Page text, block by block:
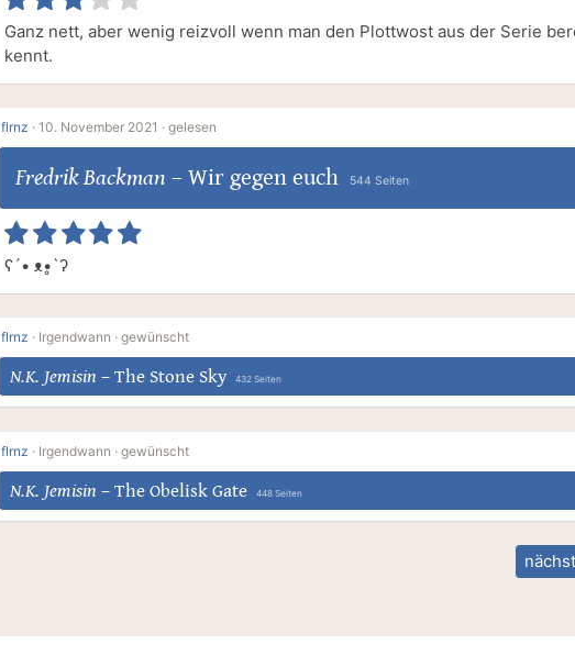
Ganz nett, aber wenig reizvoll wenn man den Plottwost aus der Serie
kennt.
flrnz · 10. November 2021 · gelesen
Fredrik Backman – Wir gegen euch 544 Seiten
ʕ´• ᴥ•̥`ʔ
flrnz · Irgendwann · gewünscht
N.K. Jemisin – The Stone Sky 432 Seiten
flrnz · Irgendwann · gewünscht
N.K. Jemisin – The Obelisk Gate 448 Seiten